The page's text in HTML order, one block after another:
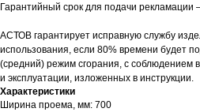
Гарантийный срок для подачи рекламации
АСТОВ гарантирует исправную службу
использования, если 80% времени будет
(средний) режим сгорания, с соблюдением
и эксплуатации, изложенных в инструкции.
Характеристики
Ширина проема, мм: 700